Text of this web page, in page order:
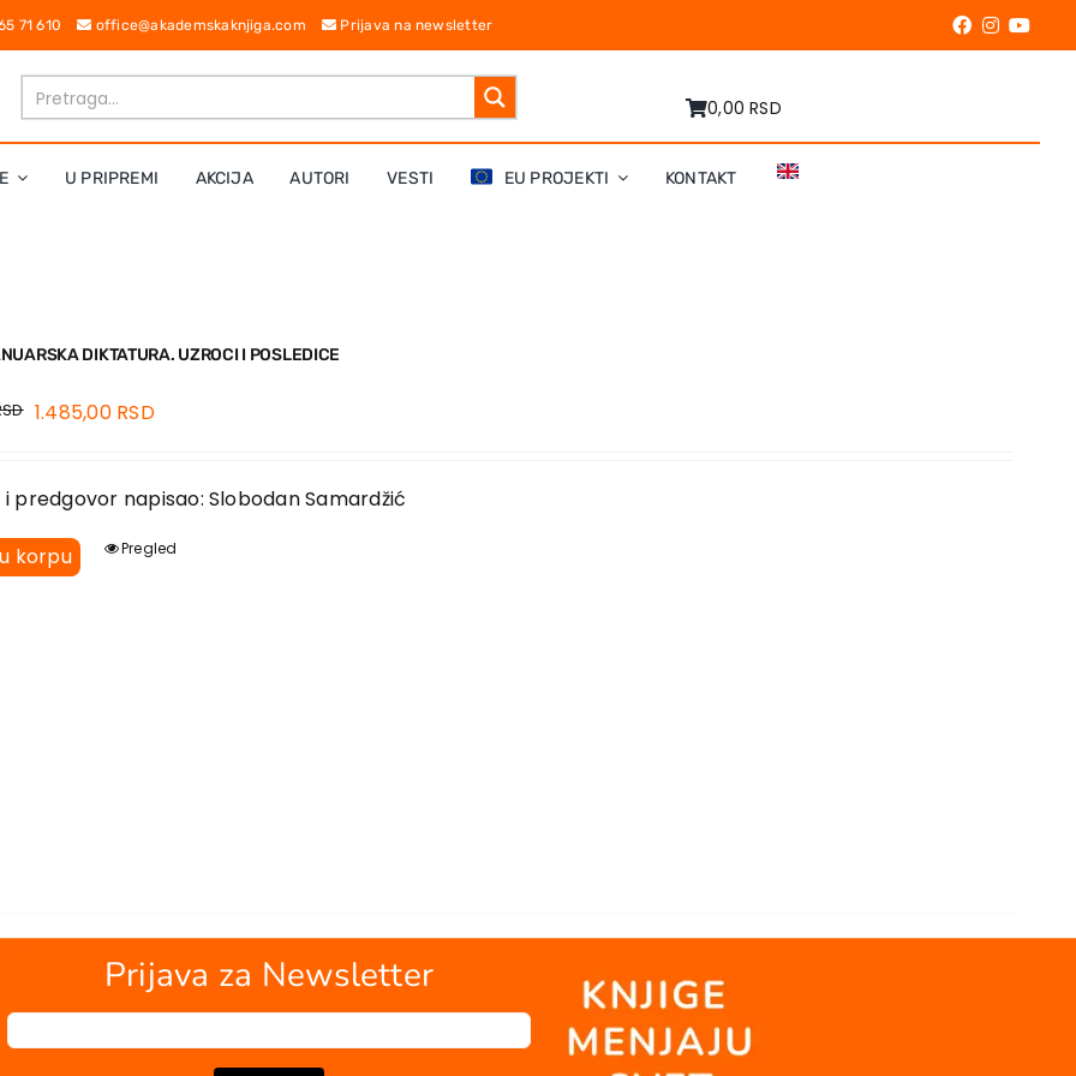
65 71 610 office@akademskaknjiga.com Prijava na newsletter
0,00 RSD
U PRIPREMI AKCIJA AUTORI VESTI EU PROJEKTI KONTAKT
DIKTATURA. UZROCI I POSLEDICE
1.485,00 RSD
i predgovor napisao: Slobodan Samardžić
korpu Pregled
Prijava za Newsletter